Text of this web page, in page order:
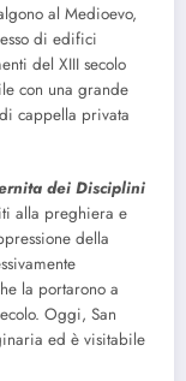
al Medioevo,
di edifici
del XIII secolo
con una grande
cappella privata
dei Disciplini
alla preghiera e
della
la portarono a
Oggi, San
ed è visitabile